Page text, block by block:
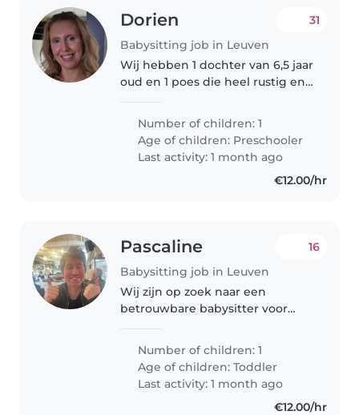
Dorien
Babysitting job in Leuven
31
Wij hebben 1 dochter van 6,5 jaar
oud en 1 poes die heel rustig en
Number of children: 1
Age of children: Preschooler
Last activity: 1 month ago
€12.00/hr
Pascaline
Babysitting job in Leuven
16
Wij zijn op zoek naar een
betrouwbare babysitter voor
kleuter is erg spraakzaam en
graag bezig. We zoeken iemand
die graag met kinderen..
Number of children: 1
Age of children:Toddler
Last activity: 1 month ago
€12.00/hr